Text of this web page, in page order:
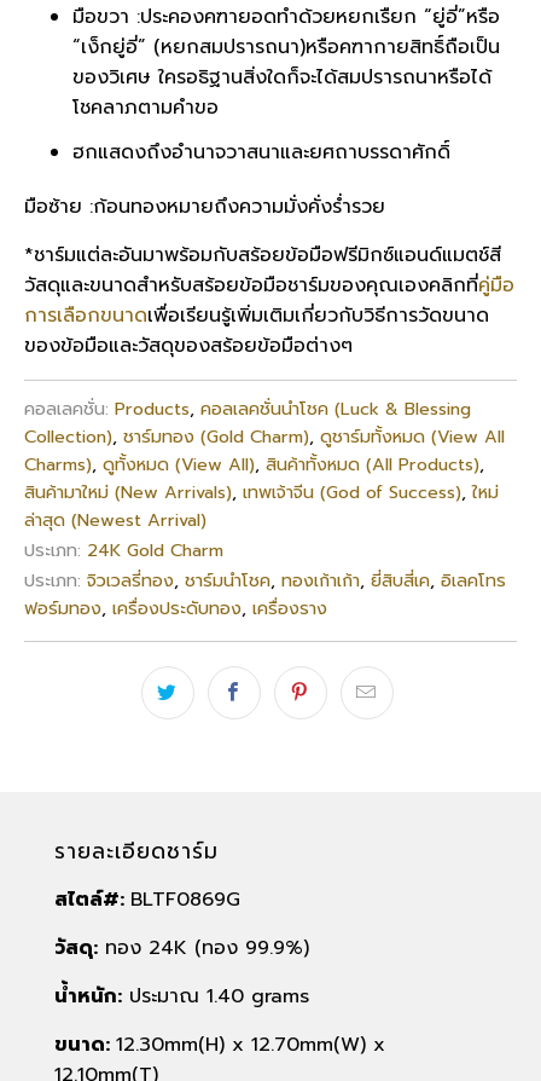
มือขวา :ประคองคฑายอดทำด้วยหยกเรืยก “ยู่อี่”หรือ
“เง็กยู่อี่” (หยกสมปรารถนา)หรือคฑากายสิทธิ์ถือเป็น
ของวิเศษ ใครอธิฐานสิ่งใดก็จะได้สมปรารถนาหรือได้
โชคลาภตามคำขอ
ฮกแสดงถึงอำนาจวาสนาและยศถาบรรดาศักดิ์
มือซ้าย :ก้อนทองหมายถึงความมั่งคั่งร่ำรวย
*ชาร์มแต่ละอันมาพร้อมกับสร้อยข้อมือฟรีมิกซ์แอนด์แมตช์สี
วัสดุและขนาดสำหรับสร้อยข้อมือชาร์มของคุณเองคลิกที่คู่มือ
การเลือกขนาดเพื่อเรียนรู้เพิ่มเติมเกี่ยวกับวิธีการวัดขนาด
ของข้อมือและวัสดุของสร้อยข้อมือต่างๆ
คอลเลคชั่น: Products, คอลเลคชั่นนำโชค (Luck & Blessing
Collection), ชาร์มทอง (Gold Charm), ดูชาร์มทั้งหมด (View All
Charms), ดูทั้งหมด (View All), สินค้าทั้งหมด (All Products),
สินค้ามาใหม่ (New Arrivals), เทพเจ้าจีน (God of Success),ใหม่
ล่าสุด (Newest Arrival)
ประเภท: 24K Gold Charm
ประเภท: จิวเวลรี่ทอง, ชาร์มนำโชค, ทองเก้าเก้า, ยี่สิบสี่เค, อิเลคโทร
ฟอร์มทอง, เครื่องประดับทอง, เครื่องราง
รายละเอียดชาร์ม
สไตล์#: BLTF0869G
วัสดุ:ทอง 24K (ทอง 99.9%)
น้ำหนัก:ประมาณ 1.40 grams
ขนาด: 12.30mm(H) x 12.70mm(W) x
12.10mm(T)